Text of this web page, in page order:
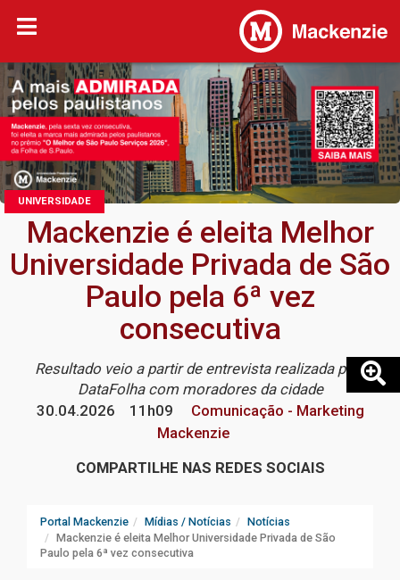
UNIVERSIDADE
Mackenzie é eleita Melhor
Universidade Privada de São
Paulo pela 6ª vez
consecutiva
Resultado veio a partir de entrevista realizada pelo
DataFolha com moradores da cidade
30.04.2026
11h09
Comunicação - Marketing
Mackenzie
COMPARTILHE NAS REDES SOCIAIS
Portal Mackenzie Mídias / Notícias
Notícias
Mackenzie é eleita Melhor Universidade Privada de São
Paulo pela 6ª vez consecutiva